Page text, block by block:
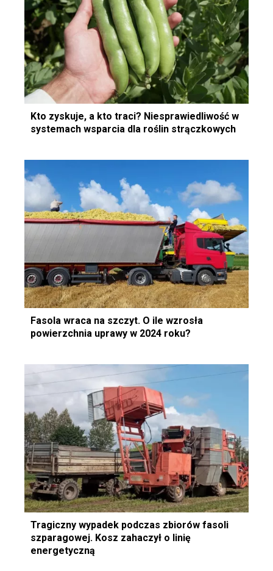
Kto zyskuje, a kto traci? Niesprawiedliwość w
systemach wsparcia dla roślin strączkowych
Fasola wraca na szczyt. O ile wzrosła
powierzchnia uprawy w 2024 roku?
Tragiczny wypadek podczas zbiorów fasoli
szparagowej. Kosz zahaczył o linię
energetyczną